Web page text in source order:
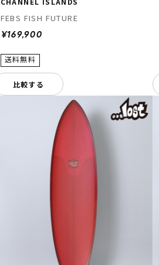
FEBS FISH FUTURE
¥169,900
比較する